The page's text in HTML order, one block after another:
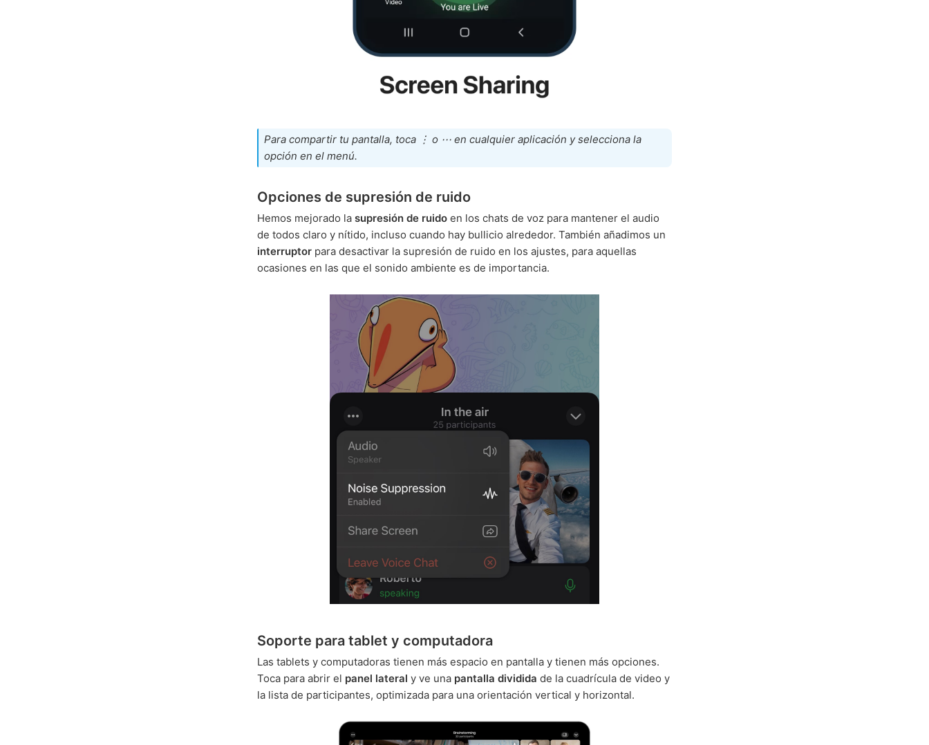
Para compartir tu pantalla, toca ⋮ o ⋯ en cualquier aplicación y selecciona la
opción en el menú.
Opciones de supresión de ruido
Hemos mejorado la supresión de ruido en los chats de voz para mantener el audio
de todos claro y nítido, incluso cuando hay bullicio alrededor. También añadimos un
interruptor para desactivar la supresión de ruido en los ajustes, para aquellas
ocasiones en las que el sonido ambiente es de importancia.
Soporte para tablet y computadora
Las tablets y computadoras tienen más espacio en pantalla y tienen más opciones.
Toca para abrir el panel lateral y ve una pantalla dividida de la cuadrícula de video y
la lista de participantes, optimizada para una orientación vertical y horizontal.